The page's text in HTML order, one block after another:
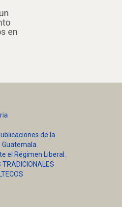
en
de la
el Régimen Liberal.
TRADICIONALES